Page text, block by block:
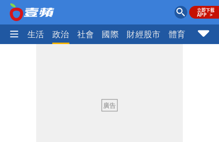
尚 生活 政治 社會 國際 財經股市 體育 壹蘋
苦茶癌油｜威加2老闆交保！採購、中間